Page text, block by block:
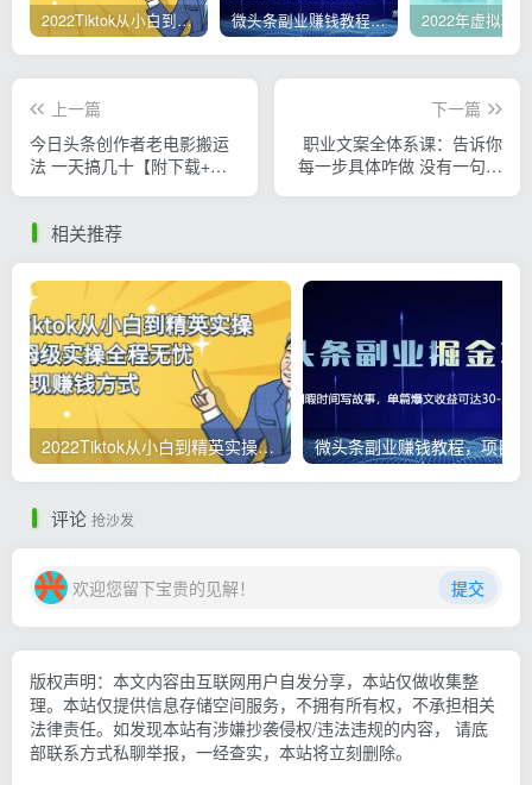
2022Tiktok从小白到精英实操，0-1保姆级实操全程无忧，多种变现赚钱方式 微头条副业赚钱教程，项目单号单天做到50-100+收益
上一篇
今日头条创作者老电影搬运
法 一天搞几十【附下载+去
下一篇
职业文案全体系课：告诉你
每一步具体咋做 没有一句废
相关推荐
2022Tiktok从小白到精英实操，0-1保姆级实操全程无忧，多种变现赚钱方式
评论 抢沙发
欢迎您留下宝贵的见解！ 提交
版权声明：本文内容由互联网用户自发分享，本站仅做收集整
理。本站仅提供信息存储空间服务，不拥有所有权，不承担相关
法律责任。如发现本站有涉嫌抄袭侵权/违法违规的内容， 请底
部联系方式私聊举报，一经查实，本站将立刻删除。